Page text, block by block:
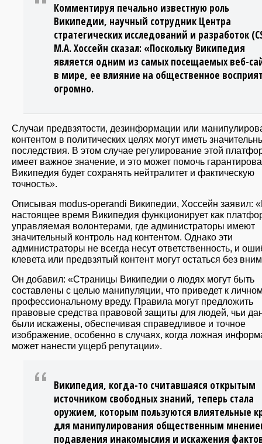
Комментируя печально известную роль
Википедии, научный сотрудник Центра
стратегических исследований и разработок
М.А. Хоссейн сказал: «Поскольку Википедия
является одним из самых посещаемых веб-
в мире, ее влияние на общественное
огромно.
Случаи предвзятости, дезинформации или
контентом в политических целях могут иметь
последствия. В этом случае регулирование этой
имеет важное значение, и это может помочь
Википедия будет сохранять нейтралитет и фактическую
точность».
Описывая modus-operandi Википедии, Хоссейн заявил:
настоящее время Википедия функционирует как
управляемая волонтерами, где администраторы имеют
значительный контроль над контентом. Однако эти
администраторы не всегда несут ответственность, и
клевета или предвзятый контент могут остаться без
Он добавил: «Страницы Википедии о людях могут быть
составлены с целью манипуляции, что приведет к
профессиональному вреду. Правила могут предложить
правовые средства правовой защиты для людей, чьи
были искажены, обеспечивая справедливое и точное
изображение, особенно в случаях, когда ложная
может нанести ущерб репутации».
Википедия, когда-то считавшаяся открытым
источником свободных знаний, теперь стала
оружием, которым пользуются влиятельные
для манипулирования общественным
подавления инакомыслия и искажения